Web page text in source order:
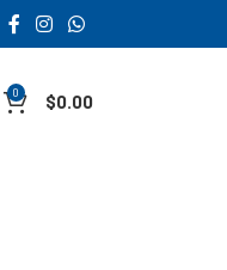
0 $0.00